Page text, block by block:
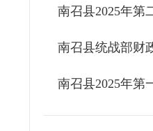
南召县2025年第
南召县统战部财
南召县2025年第